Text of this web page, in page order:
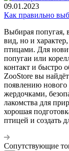
09.01.2023
Как правильно
Выбирая попугая,
вид, но и
птицами. Для
попугаи или
контакт и быстро
ZooStore вы
появлению
жердочками,
лакомства для
хорошая
птицей и создать
Сопутствующие